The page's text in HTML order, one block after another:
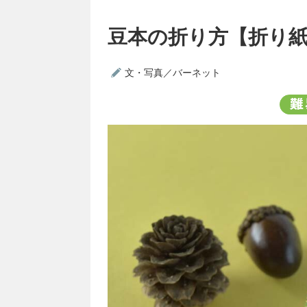
豆本の折り方【折り
文・写真／バーネット